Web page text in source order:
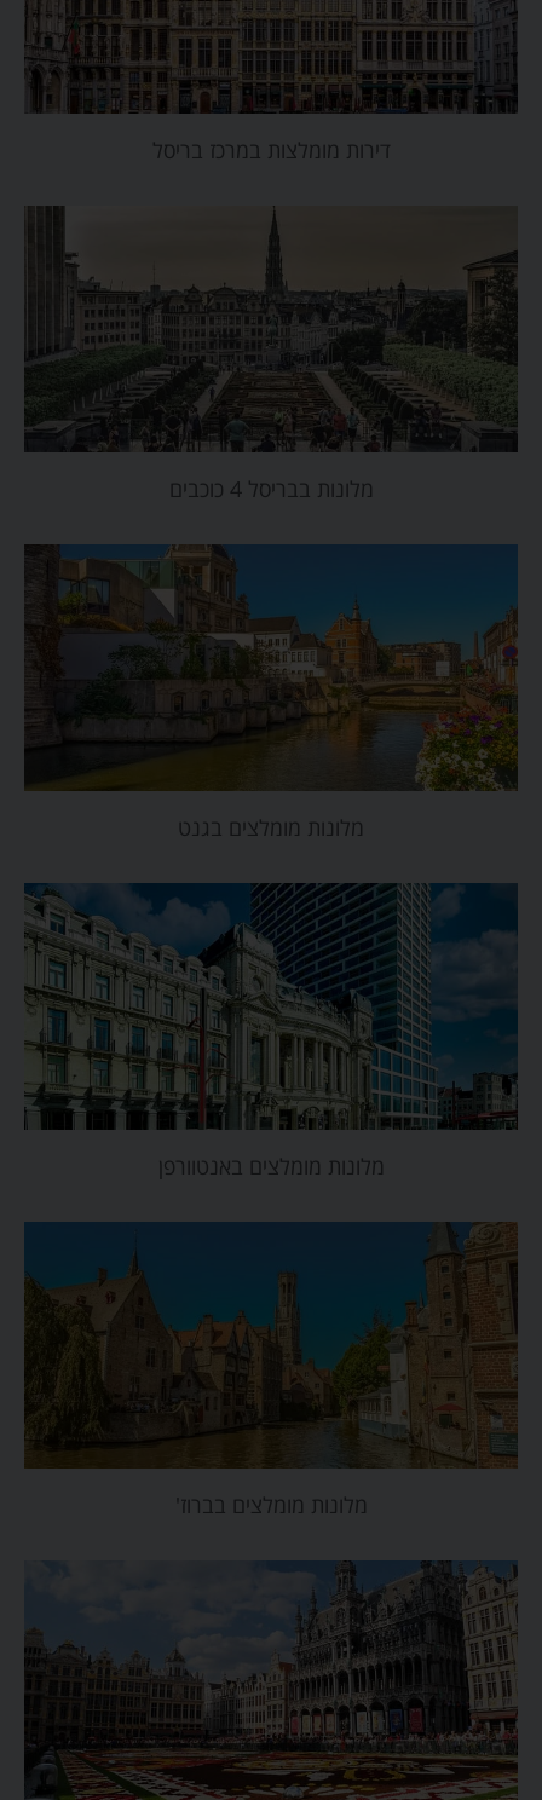
דירות מומלצות במרכז בריסל
מלונות בבריסל 4 כוכבים
מלונות מומלצים בגנט
מלונות מומלצים באנטוורפן
מלונות מומלצים בברוז'